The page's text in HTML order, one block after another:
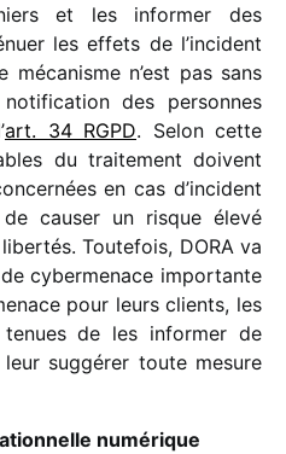
et les infor­mer des
les effets de l’incident
méca­nisme n’est pas sans
des personnes
art. 34 RGPD. Selon cette
du trai­te­ment doivent
en cas d’incident
causer un risque élevé
Toutefois, DORA va
cyber­me­nace impor­tante
pour leurs clients, les
de les infor­mer de
suggé­rer toute mesure
numé­rique